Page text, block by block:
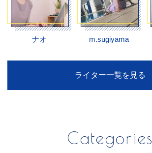
ナオ m.sugiyama
ライター一覧を見る
Categories